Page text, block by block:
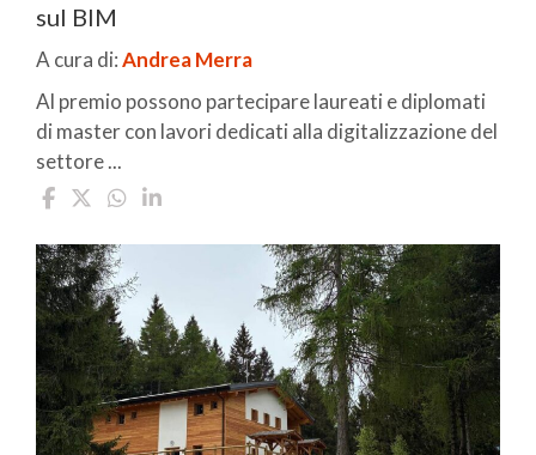
sul BIM
A cura di:Andrea Merra
Al premio possono partecipare laureati e diplomati
di master con lavori dedicati alla digitalizzazione del
settore ...